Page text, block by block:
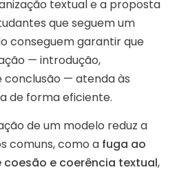
textual e a proposta
que seguem um
conseguem garantir que
— introdução,
conclusão — atenda às
de forma eficiente.
de um modelo reduz a
comuns, como a fuga ao
coesão e coerência textual,